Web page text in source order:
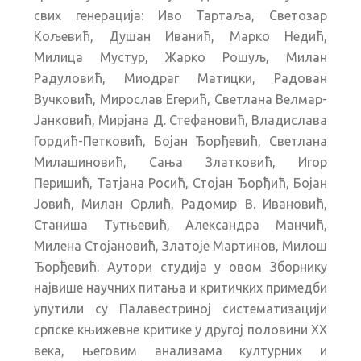
свих генерација: Иво Тартаља, Светозар
Кољевић, Душан Иванић, Марко Недић,
Милица Мустур, Жарко Рошуљ, Милан
Радуловић, Миодраг Матицки, Радован
Вучковић, Мирослав Егерић, Светлана Велмар-
Јанковић, Мирјана Д. Стефановић, Владислава
Гордић-Петковић, Бојан Ђорђевић, Светлана
Милашиновић, Сања Златковић, Игор
Перишић, Татјана Росић, Стојан Ђорђић, Бојан
Јовић, Милан Орлић, Радомир В. Ивановић,
Станиша Тутњевић, Александра Манчић,
Милена Стојановић, Златоје Мартинов, Милош
Ђорђевић. Аутори студија у овом Зборнику
највише научних питања и критичких примедби
упутили су Палавестриној систематизацији
српске књижевне критике у другој половини XX
века, његовим анализама културних и